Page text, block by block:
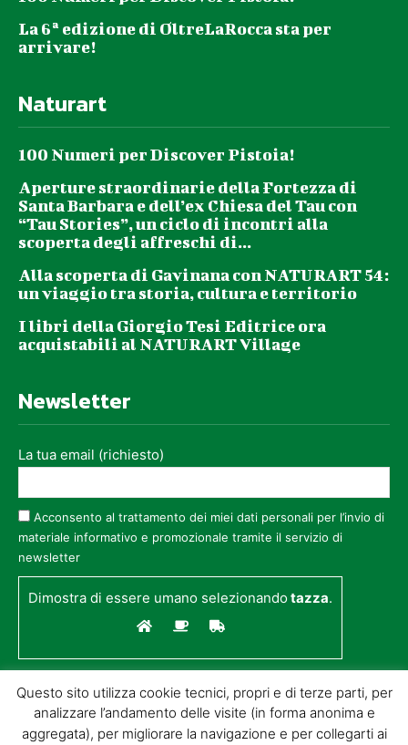
La 6ª edizione di OltreLaRocca sta per
arrivare!
Naturart
100 Numeri per Discover Pistoia!
Aperture straordinarie della Fortezza di
Santa Barbara e dell’ex Chiesa del Tau con
“Tau Stories”, un ciclo di incontri alla
scoperta degli affreschi di...
Alla scoperta di Gavinana con NATURART 54:
un viaggio tra storia, cultura e territorio
I libri della Giorgio Tesi Editrice ora
acquistabili al NATURART Village
Newsletter
La tua email (richiesto)
Acconsento al trattamento dei miei dati personali per l’invio di
materiale informativo e promozionale tramite il servizio di
newsletter
Dimostra di essere umano selezionandotazza.
Questo sito utilizza cookie tecnici, propri e di terze parti, per
analizzare l’andamento delle visite (in forma anonima e
aggregata), per migliorare la navigazione e per collegarti ai